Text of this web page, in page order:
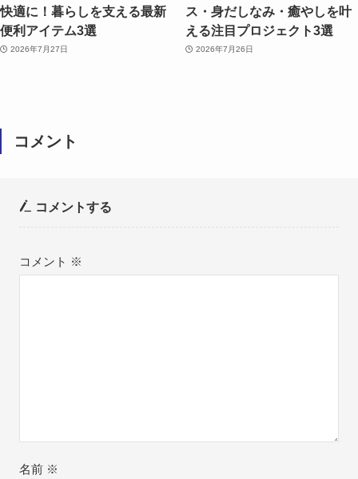
快適に！暮らしを支える最新
便利アイテム3選
2026年7月27日
ス・身だしなみ・癒やしを叶
える注目プロジェクト3選
2026年7月26日
コメント
コメントする
コメント ※
名前 ※